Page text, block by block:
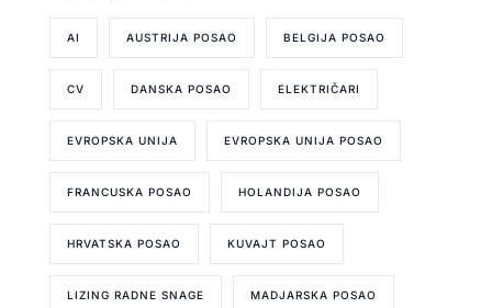
AI AUSTRIJA POSAO BELGIJA POSAO
CV DANSKA POSAO ELEKTRIČARI
EVROPSKA UNIJA EVROPSKA UNIJA POSAO
FRANCUSKA POSAO HOLANDIJA POSAO
HRVATSKA POSAO KUVAJT POSAO
LIZING RADNE SNAGE MADJARSKA POSAO